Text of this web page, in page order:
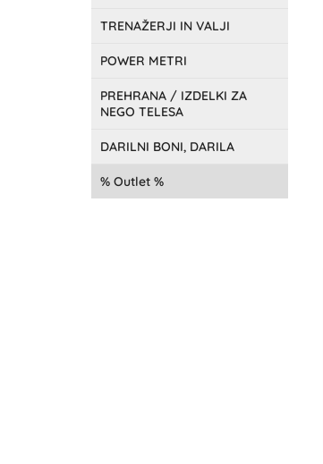
TRENAŽERJI IN VALJI
POWER METRI
PREHRANA / IZDELKI ZA
NEGO TELESA
DARILNI BONI, DARILA
Outlet